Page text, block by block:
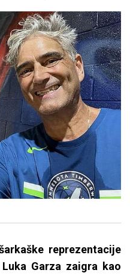
reprezentacije
Garza zaigra kao